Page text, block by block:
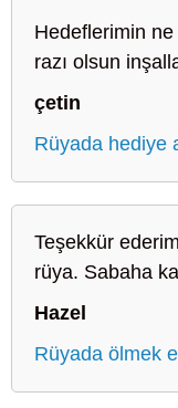
Hedeflerimin
razı olsun
çetin
Rüyada hediye
Teşekkür
rüya. Sabaha
Hazel
Rüyada ölmek